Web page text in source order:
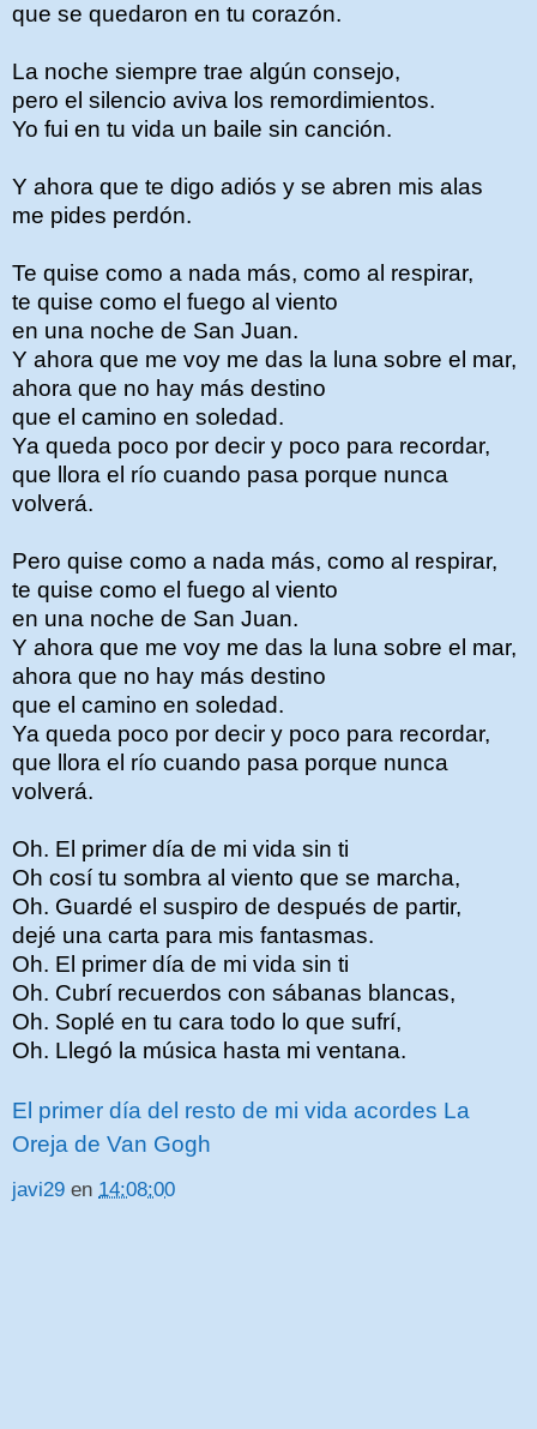
que se quedaron en tu corazón.
La noche siempre trae algún consejo,
pero el silencio aviva los remordimientos.
Yo fui en tu vida un baile sin canción.
Y ahora que te digo adiós y se abren mis alas
me pides perdón.
Te quise como a nada más, como al respirar,
te quise como el fuego al viento
en una noche de San Juan.
Y ahora que me voy me das la luna sobre el mar,
ahora que no hay más destino
que el camino en soledad.
Ya queda poco por decir y poco para recordar,
que llora el río cuando pasa porque nunca
volverá.
Pero quise como a nada más, como al respirar,
te quise como el fuego al viento
en una noche de San Juan.
Y ahora que me voy me das la luna sobre el mar,
ahora que no hay más destino
que el camino en soledad.
Ya queda poco por decir y poco para recordar,
que llora el río cuando pasa porque nunca
volverá.
Oh. El primer día de mi vida sin ti
Oh cosí tu sombra al viento que se marcha,
Oh. Guardé el suspiro de después de partir,
dejé una carta para mis fantasmas.
Oh. El primer día de mi vida sin ti
Oh. Cubrí recuerdos con sábanas blancas,
Oh. Soplé en tu cara todo lo que sufrí,
Oh. Llegó la música hasta mi ventana.
El primer día del resto de mi vida acordes La
Oreja de Van Gogh
javi29 en 14:08:00